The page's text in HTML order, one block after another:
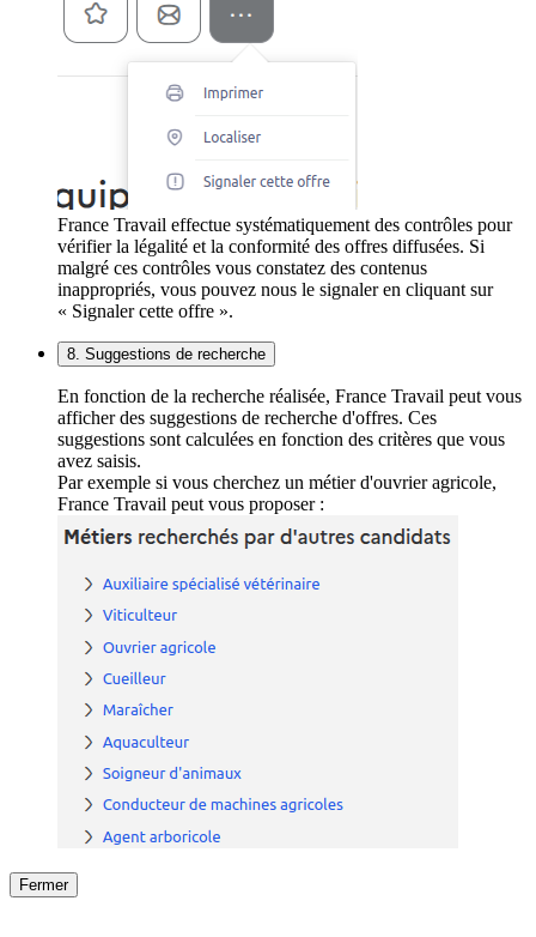
France Travail effectue systématiquement des contrôles pour
vérifier la légalité et la conformité des offres diffusées. Si
malgré ces contrôles vous constatez des contenus
inappropriés, vous pouvez nous le signaler en cliquant sur
« Signaler cette offre ».
8. Suggestions de recherche
En fonction de la recherche réalisée, France Travail peut vous
afficher des suggestions de recherche d'offres. Ces
suggestions sont calculées en fonction des critères que vous
avez saisis.
Par exemple si vous cherchez un métier d'ouvrier agricole,
France Travail peut vous proposer :
Fermer